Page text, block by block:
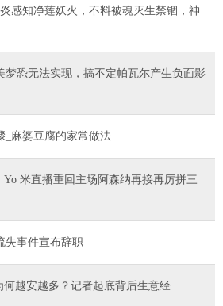
感知净莲妖火，不料被魂灭生禁锢，神
梦恐无法实现，搞不定帕瓦尔产生负面影
_麻婆豆腐的家常做法
米直播重回主场阿森纳再接再厉拼三
失事件宣布辞职
何越安越多？记者起底背后生意经